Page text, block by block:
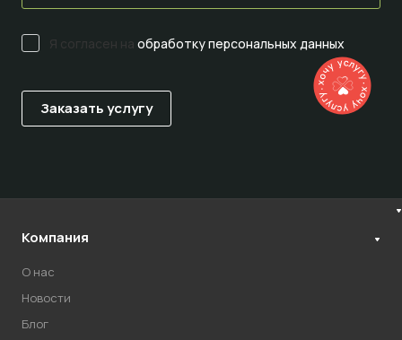
Я согласен на обработку персональных данных
Компания
О нас
Новости
Блог